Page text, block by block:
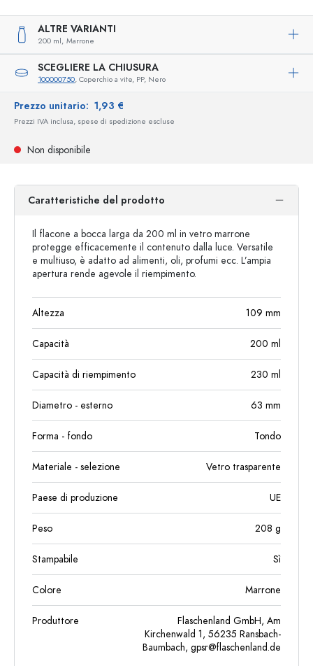
ALTRE VARIANTI
200 ml, Marrone
SCEGLIERE LA CHIUSURA
100000750, Coperchio a vite, PP, Nero
Prezzo unitario: 1,93 €
Prezzi IVA inclusa, spese di spedizione escluse
Non disponibile
Caratteristiche del prodotto
Il flacone a bocca larga da 200 ml in vetro marrone
protegge efficacemente il contenuto dalla luce. Versatile
e multiuso, è adatto ad alimenti, oli, profumi ecc. L’ampia
apertura rende agevole il riempimento.
Altezza 109 mm
Capacità 200 ml
Capacità di riempimento 230 ml
Diametro - esterno 63 mm
Forma - fondo Tondo
Materiale - selezione Vetro trasparente
Paese di produzione UE
Peso 208 g
Stampabile Sì
Colore Marrone
Produttore
Flaschenland GmbH, Am
Kirchenwald 1, 56235 Ransbach-
Baumbach, gpsr@flaschenland.de